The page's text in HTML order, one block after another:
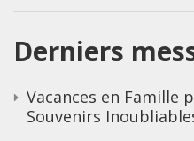
Derniers
Vacances en Famille
Souvenirs